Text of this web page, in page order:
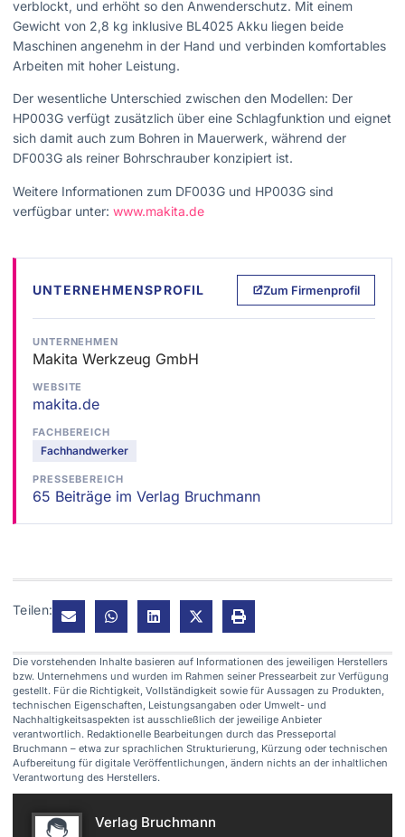
verblockt, und erhöht so den Anwenderschutz. Mit einem
Gewicht von 2,8 kg inklusive BL4025 Akku liegen beide
Maschinen angenehm in der Hand und verbinden komfortables
Arbeiten mit hoher Leistung.
Der wesentliche Unterschied zwischen den Modellen: Der
HP003G verfügt zusätzlich über eine Schlagfunktion und eignet
sich damit auch zum Bohren in Mauerwerk, während der
DF003G als reiner Bohrschrauber konzipiert ist.
Weitere Informationen zum DF003G und HP003G sind
verfügbar unter: www.makita.de
UNTERNEHMENSPROFIL Zum Firmenprofil
UNTERNEHMEN
Makita Werkzeug GmbH
WEBSITE
makita.de
FACHBEREICH
Fachhandwerker
PRESSEBEREICH
65 Beiträge im Verlag Bruchmann
Teilen:
Die vorstehenden Inhalte basieren auf Informationen des jeweiligen Herstellers
bzw. Unternehmens und wurden im Rahmen seiner Pressearbeit zur Verfügung
gestellt. Für die Richtigkeit, Vollständigkeit sowie für Aussagen zu Produkten,
technischen Eigenschaften, Leistungsangaben oder Umwelt- und
Nachhaltigkeitsaspekten ist ausschließlich der jeweilige Anbieter
verantwortlich. Redaktionelle Bearbeitungen durch das Presseportal
Bruchmann – etwa zur sprachlichen Strukturierung, Kürzung oder technischen
Aufbereitung für digitale Veröffentlichungen, ändern nichts an der inhaltlichen
Verantwortung des Herstellers.
Verlag Bruchmann